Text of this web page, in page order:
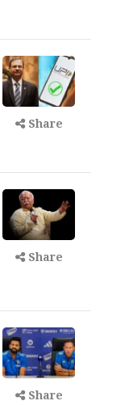
Share
Share
Share